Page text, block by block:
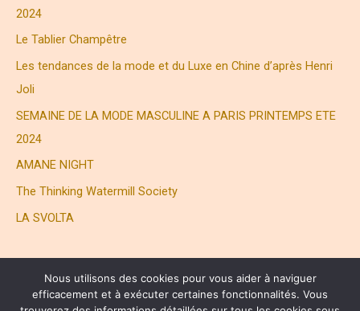
2024
Le Tablier Champêtre
Les tendances de la mode et du Luxe en Chine d’après Henri
Joli
SEMAINE DE LA MODE MASCULINE A PARIS PRINTEMPS ETE
2024
AMANE NIGHT
The Thinking Watermill Society
LA SVOLTA
Nous utilisons des cookies pour vous aider à naviguer
efficacement et à exécuter certaines fonctionnalités. Vous